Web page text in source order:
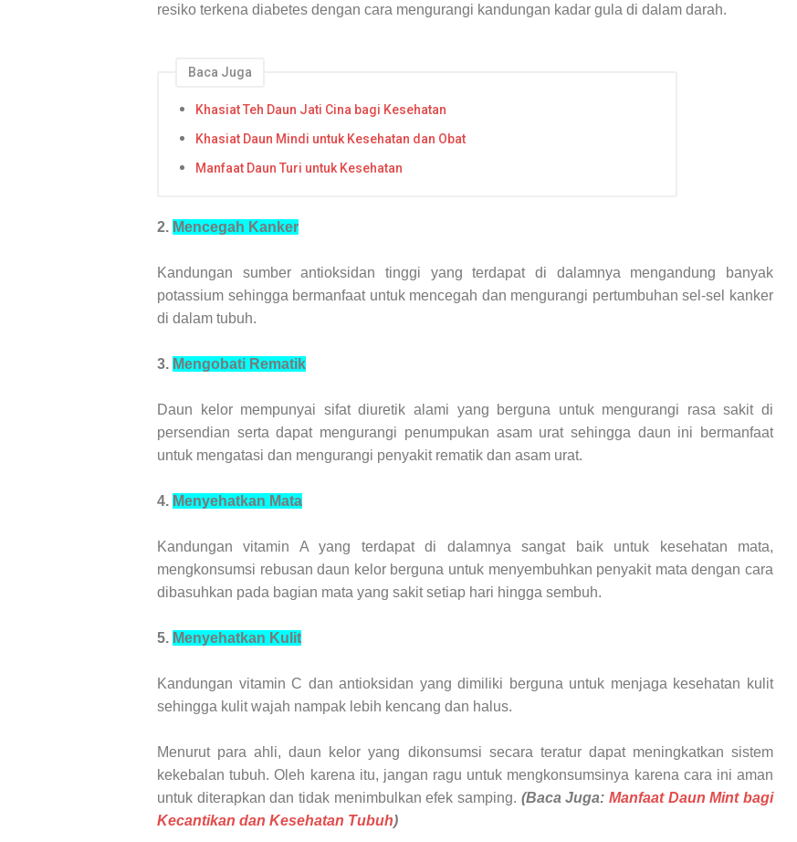
resiko terkena diabetes dengan cara mengurangi kandungan kadar gula di dalam darah.
Baca Juga
Khasiat Teh Daun Jati Cina bagi Kesehatan
Khasiat Daun Mindi untuk Kesehatan dan Obat
Manfaat Daun Turi untuk Kesehatan
2. Mencegah Kanker
Kandungan sumber antioksidan tinggi yang terdapat di dalamnya mengandung banyak
potassium sehingga bermanfaat untuk mencegah dan mengurangi pertumbuhan sel-sel kanker
di dalam tubuh.
3. Mengobati Rematik
Daun kelor mempunyai sifat diuretik alami yang berguna untuk mengurangi rasa sakit di
persendian serta dapat mengurangi penumpukan asam urat sehingga daun ini bermanfaat
untuk mengatasi dan mengurangi penyakit rematik dan asam urat.
4. Menyehatkan Mata
Kandungan vitamin A yang terdapat di dalamnya sangat baik untuk kesehatan mata,
mengkonsumsi rebusan daun kelor berguna untuk menyembuhkan penyakit mata dengan cara
dibasuhkan pada bagian mata yang sakit setiap hari hingga sembuh.
5. Menyehatkan Kulit
Kandungan vitamin C dan antioksidan yang dimiliki berguna untuk menjaga kesehatan kulit
sehingga kulit wajah nampak lebih kencang dan halus.
Menurut para ahli, daun kelor yang dikonsumsi secara teratur dapat meningkatkan sistem
kekebalan tubuh. Oleh karena itu, jangan ragu untuk mengkonsumsinya karena cara ini aman
untuk diterapkan dan tidak menimbulkan efek samping. (Baca Juga:Manfaat Daun Mint bagi
Kecantikan dan Kesehatan Tubuh)